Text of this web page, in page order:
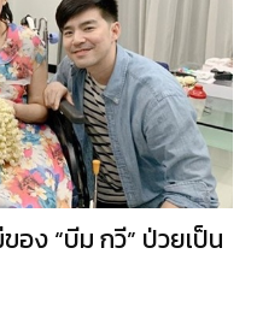
ง “บีม กวี” ป่วยเป็น